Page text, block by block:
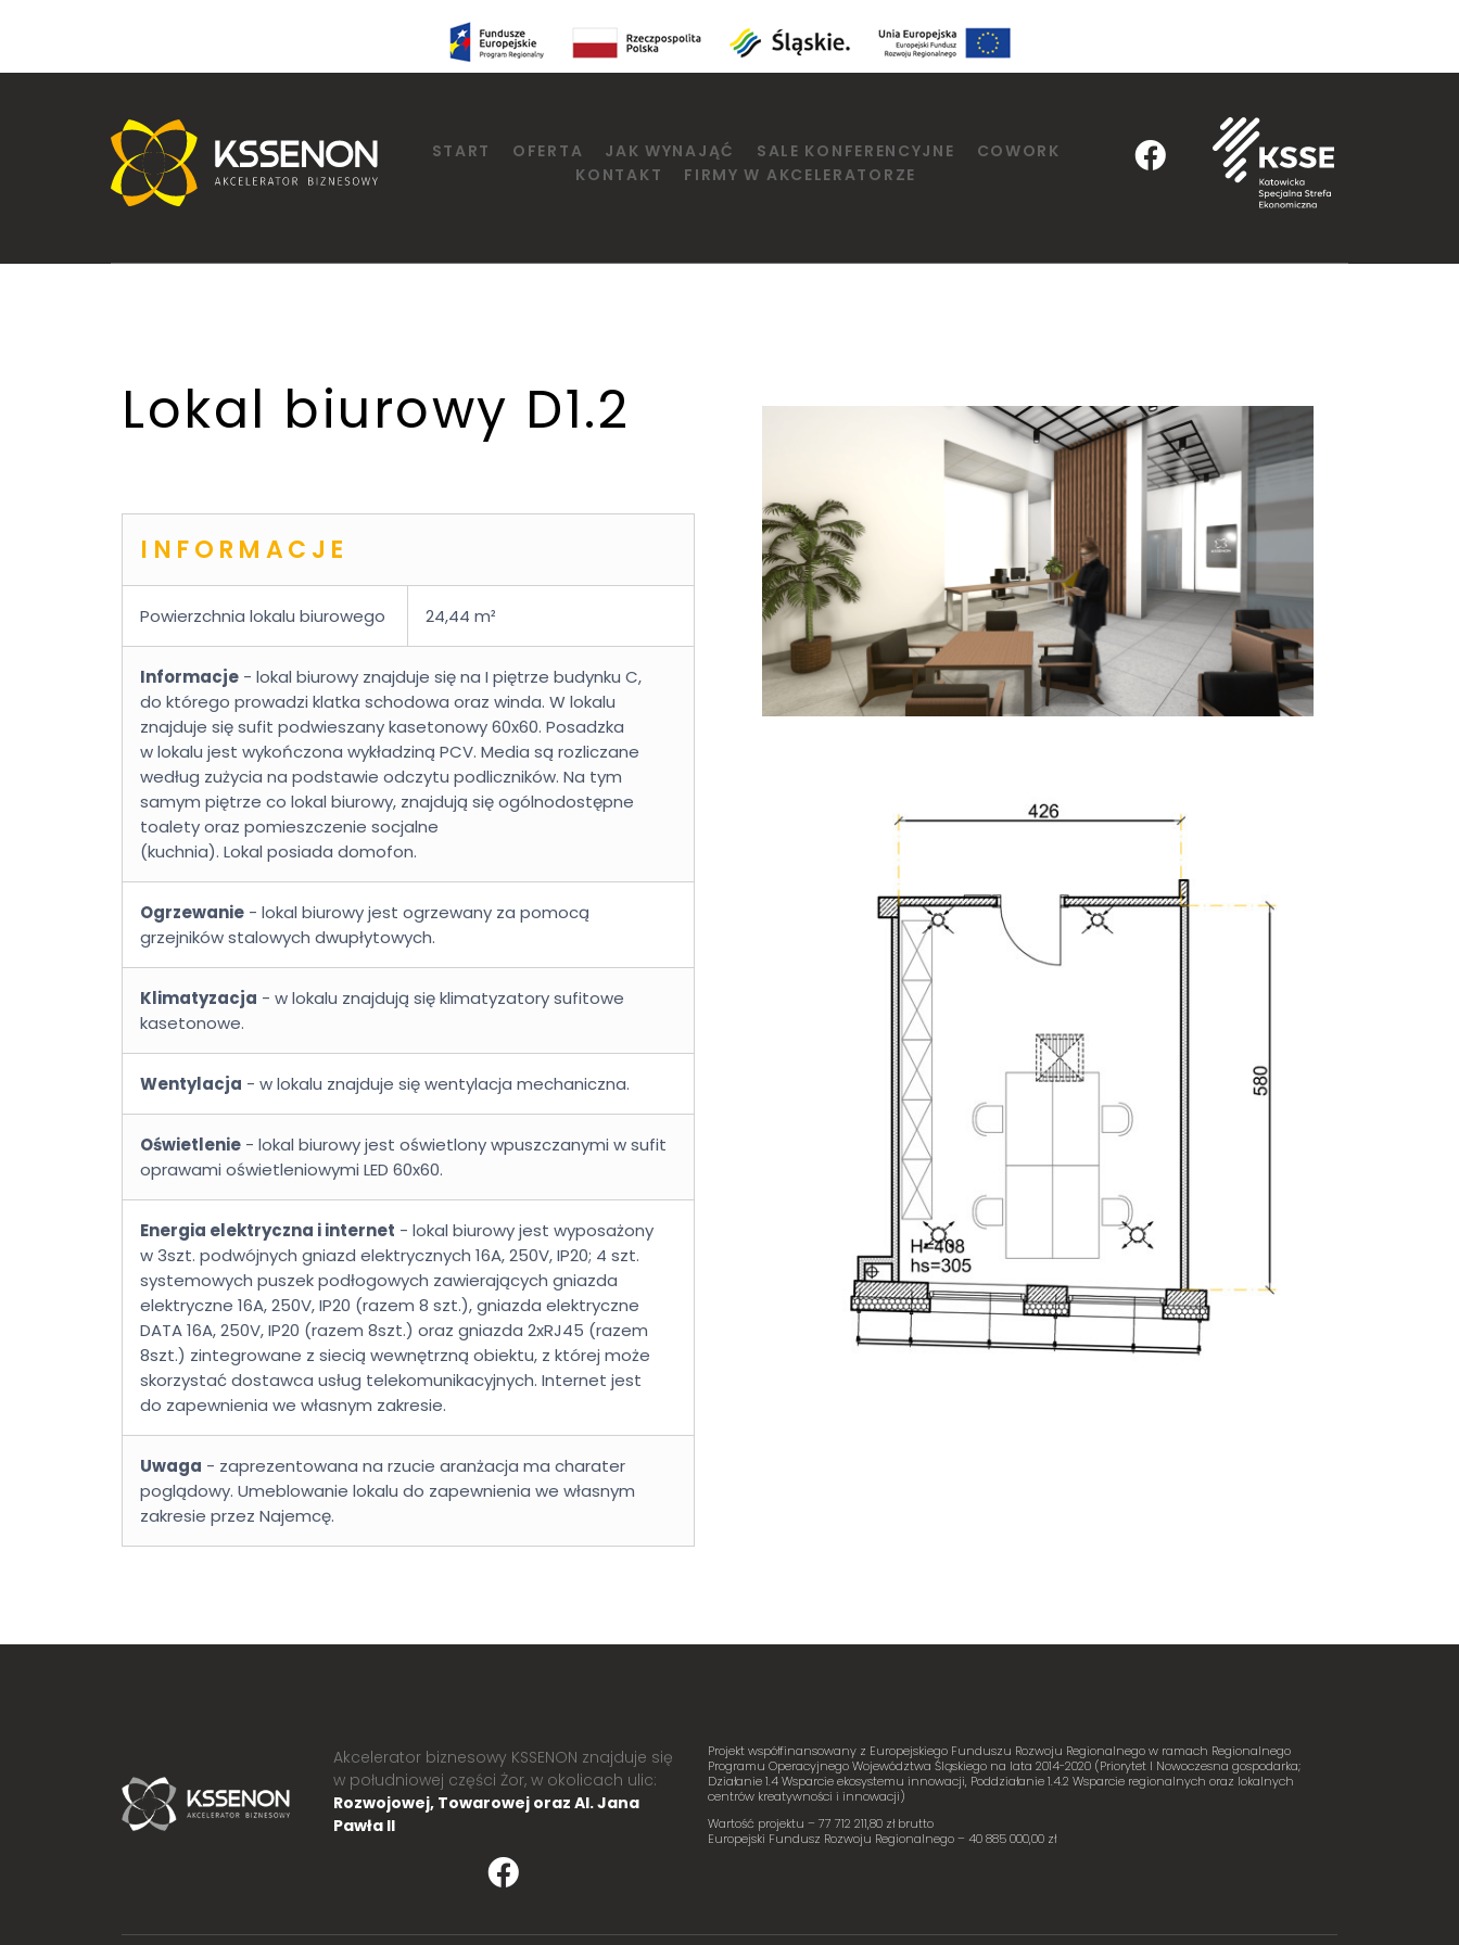
START OFERTA JAK WYNAJĄĆ SALE KONFERENCYJNE
COWORK
KONTAKT
FIRMY W AKCELERATORZE
Lokal biurowy D1.2
INFORMACJE
Powierzchnia lokalu biurowego 24,44 m²
Informacje - lokal biurowy znajduje się na I piętrze budynku C,
do którego prowadzi klatka schodowa oraz winda. W lokalu
znajduje się sufit podwieszany kasetonowy 60x60. Posadzka
w lokalu jest wykończona wykładziną PCV. Media są rozliczane
według zużycia na podstawie odczytu podliczników. Na tym
samym piętrze co lokal biurowy, znajdują się ogólnodostępne
toalety oraz pomieszczenie socjalne
(kuchnia). Lokal posiada domofon.
Ogrzewanie - lokal biurowy jest ogrzewany za pomocą
grzejników stalowych dwupłytowych.
Klimatyzacja - w lokalu znajdują się klimatyzatory sufitowe
kasetonowe.
Wentylacja - w lokalu znajduje się wentylacja mechaniczna.
Oświetlenie - lokal biurowy jest oświetlony wpuszczanymi w sufit
oprawami oświetleniowymi LED 60x60.
Energia elektryczna i internet - lokal biurowy jest wyposażony
w 3szt. podwójnych gniazd elektrycznych 16A, 250V, IP20; 4 szt.
systemowych puszek podłogowych zawierających gniazda
elektryczne 16A, 250V, IP20 (razem 8 szt.), gniazda elektryczne
DATA 16A, 250V, IP20 (razem 8szt.) oraz gniazda 2xRJ45 (razem
8szt.) zintegrowane z siecią wewnętrzną obiektu, z której może
skorzystać dostawca usług telekomunikacyjnych. Internet jest
do zapewnienia we własnym zakresie.
Uwaga - zaprezentowana na rzucie aranżacja ma charater
poglądowy. Umeblowanie lokalu do zapewnienia we własnym
zakresie przez Najemcę.
Akcelerator biznesowy KSSENON znajduje się
w południowej części Żor, w okolicach ulic:
Rozwojowej, Towarowej oraz Al. Jana
Pawła II
Projekt współfinansowany z Europejskiego Funduszu Rozwoju Regionalnego w ramach Regionalnego
Programu Operacyjnego Województwa Śląskiego na lata 2014-2020 (Priorytet I Nowoczesna gospodarka;
Działanie 1.4 Wsparcie ekosystemu innowacji, Poddziałanie 1.4.2 Wsparcie regionalnych oraz lokalnych
centrów kreatywności i innowacji)
Wartość projektu – 77 712 211,80 zł brutto
Europejski Fundusz Rozwoju Regionalnego – 40 885 000,00 zł